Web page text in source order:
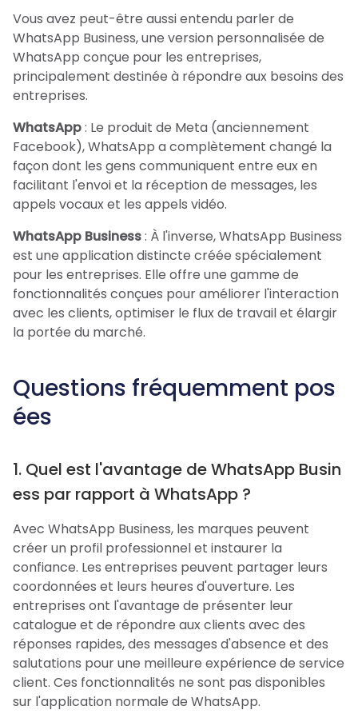
Vous avez peut-être aussi entendu parler de
WhatsApp Business, une version personnalisée de
WhatsApp conçue pour les entreprises,
principalement destinée à répondre aux besoins des
entreprises.
WhatsApp: Le produit de Meta (anciennement
Facebook), WhatsApp a complètement changé la
façon dont les gens communiquent entre eux en
facilitant l'envoi et la réception de messages, les
appels vocaux et les appels vidéo.
WhatsApp Business: À l'inverse, WhatsApp Business
est une application distincte créée spécialement
pour les entreprises. Elle offre une gamme de
fonctionnalités conçues pour améliorer l'interaction
avec les clients, optimiser le flux de travail et élargir
la portée du marché.
Questions fréquemment pos
ées
1. Quel est l'avantage de WhatsApp Busin
ess par rapport à WhatsApp ?
Avec WhatsApp Business, les marques peuvent
créer un profil professionnel et instaurer la
confiance. Les entreprises peuvent partager leurs
coordonnées et leurs heures d'ouverture. Les
entreprises ont l'avantage de présenter leur
catalogue et de répondre aux clients avec des
réponses rapides, des messages d'absence et des
salutations pour une meilleure expérience de service
client. Ces fonctionnalités ne sont pas disponibles
sur l'application normale de WhatsApp.